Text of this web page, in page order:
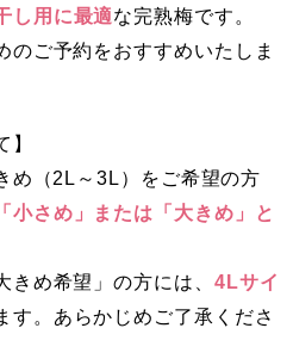
し用に最適な完熟梅です。
のご予約をおすすめいたしま
】
め（2L～3L）をご希望の方
小さめ」または「大きめ」と
きめ希望」の方には、 4Lサイ
す。あらかじめご了承くださ